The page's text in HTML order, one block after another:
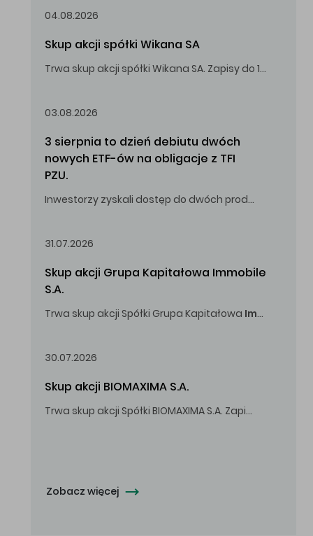
04.08.2026
Skup akcji spółki Wikana SA
Trwa skup akcji spółki Wikana SA. Zapisy do 14.08.2026 r. do godz. 16.00.
03.08.2026
3 sierpnia to dzień debiutu dwóch
nowych ETF-ów na obligacje z TFI
PZU.
Inwestorzy zyskali dostęp do dwóch produktów umożliwiających inwestowanie w obligacje skarbowe.
31.07.2026
Skup akcji Grupa Kapitałowa Immobile
S.A.
Trwa skup akcji Spółki Grupa Kapitałowa Immobile
30.07.2026
Skup akcji BIOMAXIMA S.A.
Trwa skup akcji Spółki BIOMAXIMA S.A. Zapisy do 4 sierpnia 2026 r. do godz. 16.00.
Zobacz więcej